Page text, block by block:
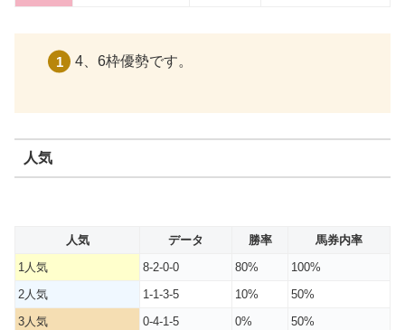
4、6枠優勢です。
人気
人気 データ 勝率
馬券内率
1人気
8-2-0-0 80%
100%
2人気
1-1-3-5 10%
50%
3人気
0-4-1-5 0%
50%